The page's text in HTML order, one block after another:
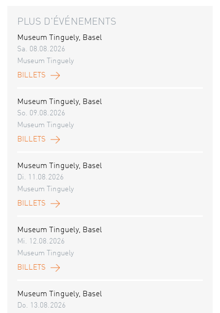
PLUS D'ÉVÉNEMENTS
Museum Tinguely, Basel
Sa. 08.08.2026
Museum Tinguely
BILLETS
Museum Tinguely, Basel
So. 09.08.2026
Museum Tinguely
BILLETS
Museum Tinguely, Basel
Di. 11.08.2026
Museum Tinguely
BILLETS
Museum Tinguely, Basel
Mi. 12.08.2026
Museum Tinguely
BILLETS
Museum Tinguely, Basel
Do. 13.08.2026